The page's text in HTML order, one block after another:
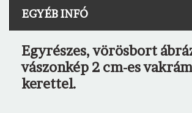
EGYÉB INFÓ
Egyrészes, vörösbort
vászonkép 2 cm-es
kerettel.